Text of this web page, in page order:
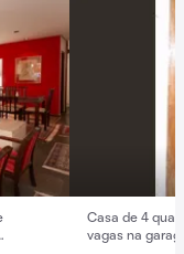
Casa de 4
vagas na